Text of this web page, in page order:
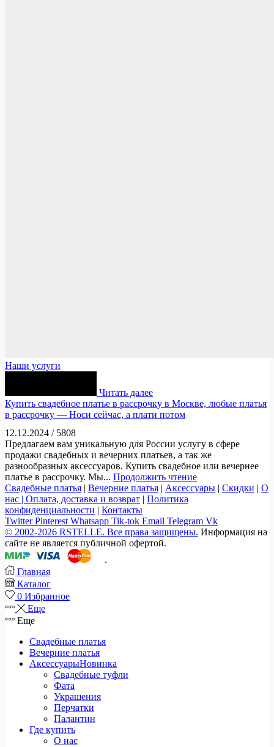
Наши услуги
Читать далее
Купить свадебное платье в рассрочку в Москве, любые платья
в рассрочку — Носи сейчас, а плати потом
12.12.2024 / 5808
Предлагаем вам уникальную для России услугу в сфере
продажи свадебных и вечерних платьев, а так же
разнообразных аксессуаров. Купить свадебное или вечернее
платье в рассрочку. Мы... Продолжить чтение
Свадебные платья | Вечерние платья | Аксессуары | Скидки | О
нас | Оплата, доставка и возврат | Политика
конфиденциальности | Контакты
Twitter Pinterest Whatsapp Tik-tok Email Telegram Vk
© 2002-2026 RSTELLE. Все права защищены. Информация на
сайте не является публичной офертой.
.
Главная
Каталог
0 Избранное
Еще
Еще
Свадебные платья
Вечерние платья
АксессуарыНовинка
Свадебные туфли
Фата
Украшения
Перчатки
Палантин
Где купить
О нас